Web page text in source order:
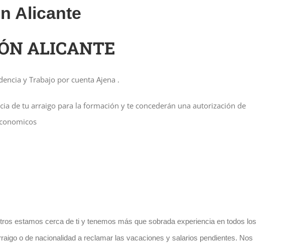
Alicante
ALICANTE
y Trabajo por cuenta Ajena .
de tu arraigo para la formación y te concederán una autorización de
estamos cerca de ti y tenemos más que sobrada experiencia en todos los
o de nacionalidad a reclamar las vacaciones y salarios pendientes. Nos